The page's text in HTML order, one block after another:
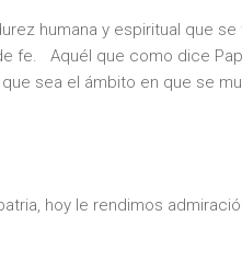
humana y espiritual que
fe. Aquél que como dice
sea el ámbito en que se
hoy le rendimos